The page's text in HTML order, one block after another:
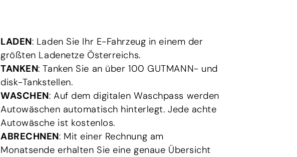
LADEN: Laden Sie Ihr E-Fahrzeug in einem der
größten Ladenetze Österreichs.
TANKEN: Tanken Sie an über 100 GUTMANN- und
disk-Tankstellen.
WASCHEN: Auf dem digitalen Waschpass werden
Autowäschen automatisch hinterlegt. Jede achte
Autowäsche ist kostenlos.
ABRECHNEN: Mit einer Rechnung am
Monatsende erhalten Sie eine genaue Übersicht